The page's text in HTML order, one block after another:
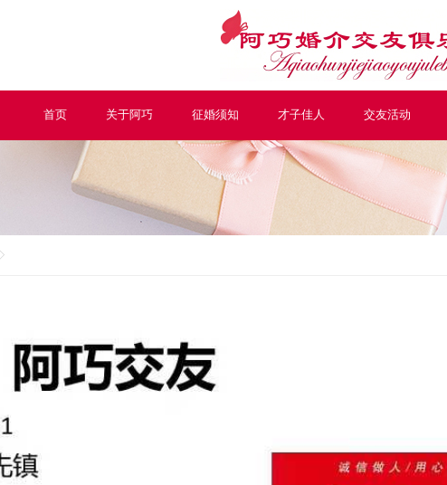
首页 关于阿巧 征婚须知 才子佳人 交友活动